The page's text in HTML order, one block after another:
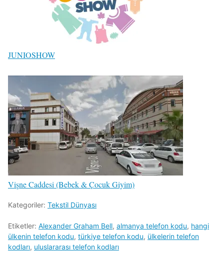
JUNIOSHOW
Vişne Caddesi (Bebek & Çocuk Giyim)
Kategoriler: Tekstil Dünyası
Etiketler: Alexander Graham Bell, almanya telefon kodu, hangi
ülkenin telefon kodu, türkiye telefon kodu, ülkelerin telefon
kodları, uluslararası telefon kodları